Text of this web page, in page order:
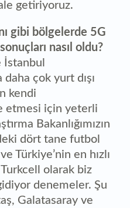
getiriyoruz.
gibi bölgelerde 5G
nasıl oldu?
İstanbul
daha çok yurt dışı
kendi
etmesi için yeterli
Bakanlığımızın
dört tane futbol
Türkiye’nin en hızlı
olarak biz
denemeler. Şu
Galatasaray ve